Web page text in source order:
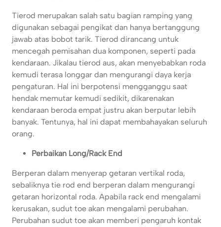
Tierod merupakan salah satu bagian ramping yang
digunakan sebagai pengikat dan hanya bertanggung
jawab atas bobot tarik. Tierod dirancang untuk
mencegah pemisahan dua komponen, seperti pada
kendaraan. Jikalau tierod aus, akan menyebabkan roda
kemudi terasa longgar dan mengurangi daya kerja
pengaturan. Hal ini berpotensi mengganggu saat
hendak memutar kemudi sedikit, dikarenakan
kendaraan beroda empat justru akan berputar lebih
banyak. Tentunya, hal ini dapat membahayakan seluruh
orang.
Perbaikan Long/Rack End
Berperan dalam menyerap getaran vertikal roda,
sebaliknya tie rod end berperan dalam mengurangi
getaran horizontal roda. Apabila rack end mengalami
kerusakan, sudut toe akan mengalami perubahan.
Perubahan sudut toe akan memberi pengaruh kontak